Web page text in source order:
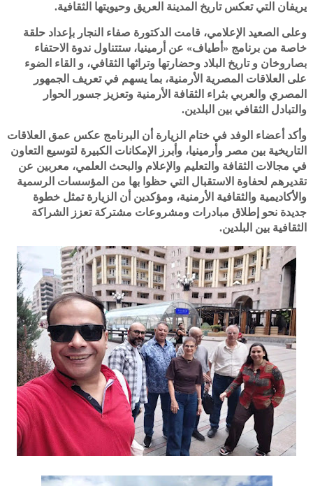
يريفان التي تعكس تاريخ المدينة العريق وحيويتها الثقافية.
وعلى الصعيد الإعلامي، قامت الدكتورة صفاء النجار بإعداد حلقة
خاصة من برنامج «أطياف» عن أرمينيا، ستتناول ندوة الاحتفاء
بصاروخان و تاريخ البلاد وحضارتها وتراثها الثقافي، و القاء الضوء
على العلاقات المصرية الأرمنية، بما يسهم في تعريف الجمهور
المصري والعربي بثراء الثقافة الأرمنية وتعزيز جسور الحوار
والتبادل الثقافي بين البلدين.
وأكد أعضاء الوفد في ختام الزيارة أن البرنامج عكس عمق العلاقات
التاريخية بين مصر وأرمينيا، وأبرز الإمكانات الكبيرة لتوسيع التعاون
في مجالات الثقافة والتعليم والإعلام والبحث العلمي، معربين عن
تقديرهم لحفاوة الاستقبال التي حظوا بها من المؤسسات الرسمية
والأكاديمية والثقافية الأرمنية، ومؤكدين أن الزيارة تمثل خطوة
جديدة نحو إطلاق مبادرات ومشروعات مشتركة تعزز الشراكة
الثقافية بين البلدين.